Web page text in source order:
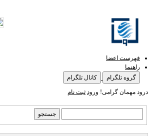
فهرست اعضا
راهنما
گروه تلگرام
کانال تلگرام
درود مهمان گرامی! ورود ثبت نام